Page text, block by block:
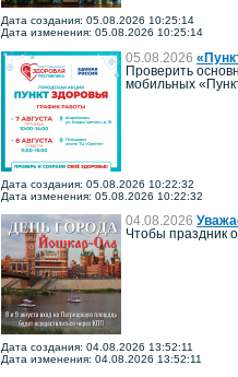
Дата создания: 05.08.2026 10:25:14
Дата изменения: 05.08.2026 10:25:14
05.08.2026
Проверить
мобильных
Дата создания: 05.08.2026 10:22:32
Дата изменения: 05.08.2026 10:22:32
04.08.2026
Чтобы праздник
Дата создания: 04.08.2026 13:52:11
Дата изменения: 04.08.2026 13:52:11